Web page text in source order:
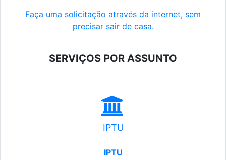
Faça uma solicitação através da internet, sem
precisar sair de casa.
SERVIÇOS POR ASSUNTO
IPTU
IPTU